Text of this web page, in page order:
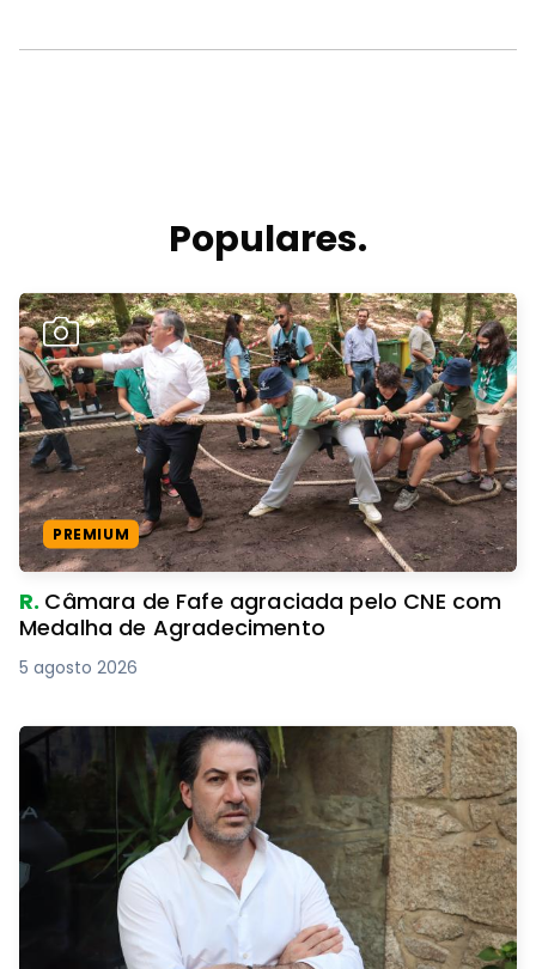
Populares.
PREMIUM
R. Câmara de Fafe agraciada pelo CNE com
Medalha de Agradecimento
5 agosto 2026